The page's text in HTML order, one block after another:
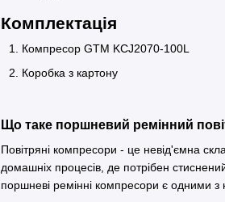
Комплектація
Компресор GTM KCJ2070-100L
Коробка з картону
Що таке поршневий ремінний
Повітряні компресори - це невід'ємна
домашніх процесів, де потрібен
поршневі ремінні компресори є одними